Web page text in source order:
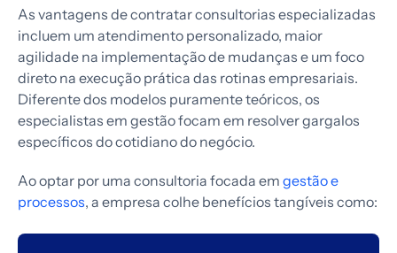
As vantagens de contratar consultorias especializadas
incluem um atendimento personalizado, maior
agilidade na implementação de mudanças e um foco
direto na execução prática das rotinas empresariais.
Diferente dos modelos puramente teóricos, os
especialistas em gestão focam em resolver gargalos
específicos do cotidiano do negócio.
Ao optar por uma consultoria focada em gestão e
processos, a empresa colhe benefícios tangíveis como: